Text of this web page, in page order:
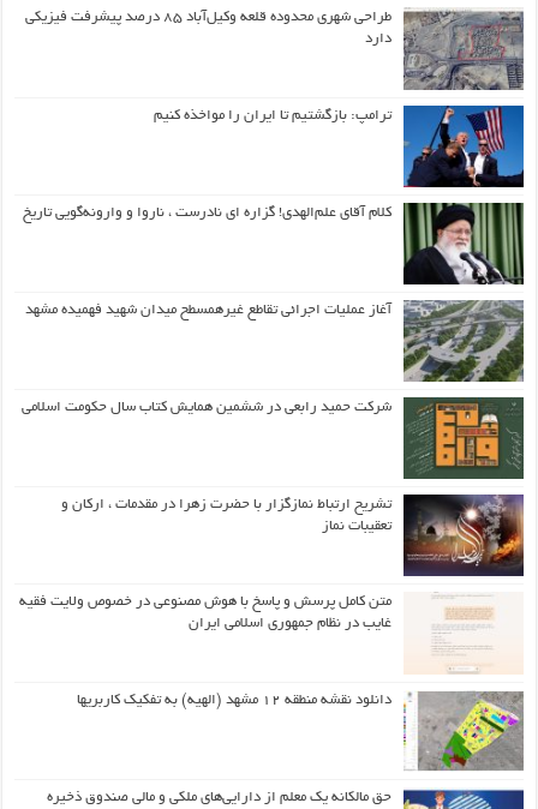
طراحی شهری محدوده قلعه وکیل‌آباد ۸۵ درصد پیشرفت فیزیکی
دارد
ترامپ: بازگشتیم تا ایران را مواخذه کنیم
کلام آقای علم‌الهدی! گزاره ای نادرست ، ناروا و وارونه‌گویی تاریخ
آغاز عملیات اجرائی تقاطع غیرهمسطح میدان شهید فهمیده مشهد
شرکت حمید رابعی در ششمین همایش کتاب سال حکومت اسلامی
تشریح ارتباط نمازگزار با حضرت زهرا در مقدمات ، ارکان و
تعقیبات نماز
متن کامل پرسش و پاسخ با هوش مصنوعی در خصوص ولایت فقیه
غایب در نظام جمهوری اسلامی ایران
دانلود نقشه منطقه ۱۲ مشهد (الهیه) به تفکیک کاربریها
حق مالکانه یک معلم از دارایی‌های ملکی و مالی صندوق ذخیره